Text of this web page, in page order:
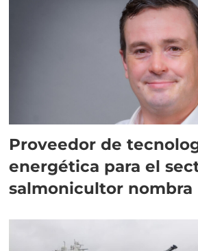
Proveedor de
energética para el
salmonicultor nombra